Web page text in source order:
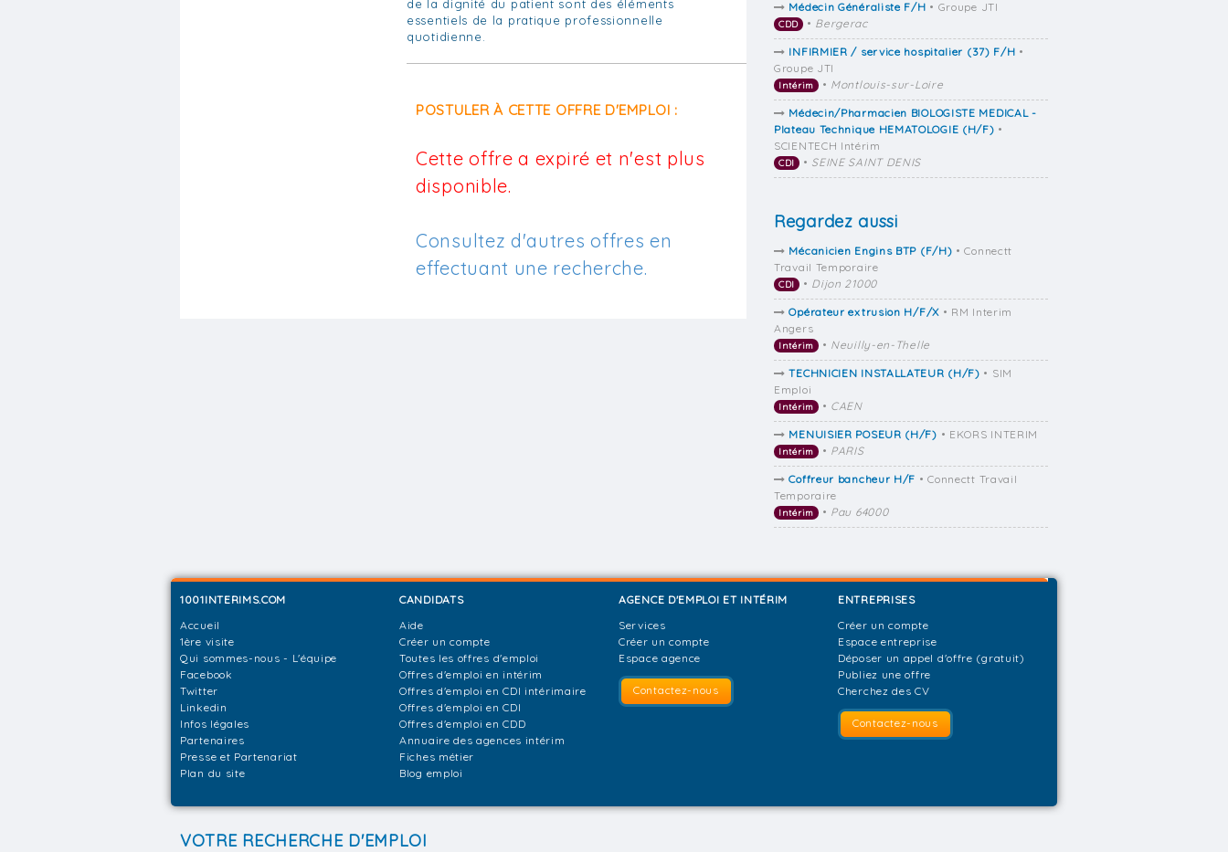
de la dignité du patient sont des éléments
essentiels de la pratique professionnelle
quotidienne.
POSTULER À CETTE OFFRE D'EMPLOI :
Cette offre a expiré et n'est plus
disponible.
Consultez d'autres offres en
effectuant une recherche.
Médecin Généraliste F/H • Groupe JTI
CDD • Bergerac
INFIRMIER / service hospitalier (37) F/H •
Groupe JTI
Intérim • Montlouis-sur-Loire
Médecin/Pharmacien BIOLOGISTE MEDICAL -
Plateau Technique HEMATOLOGIE (H/F) •
SCIENTECH Intérim
CDI • SEINE SAINT DENIS
Regardez aussi
Mécanicien Engins BTP (F/H) • Connectt
Travail Temporaire
CDI • Dijon 21000
Opérateur extrusion H/F/X• RM Interim
Angers
Intérim • Neuilly-en-Thelle
TECHNICIEN INSTALLATEUR (H/F) • SIM
Emploi
Intérim • CAEN
MENUISIER POSEUR (H/F) • EKORS INTERIM
Intérim • PARIS
Coffreur bancheur H/F • Connectt Travail
Temporaire
Intérim • Pau 64000
1001INTERIMS.COM
Accueil
1ère visite
Qui sommes-nous - L'équipe
Facebook
Twitter
Linkedin
Infos légales
Partenaires
Presse et Partenariat
Plan du site
CANDIDATS
Aide
Créer un compte
Toutes les offres d'emploi
Offres d'emploi en intérim
Offres d'emploi en CDI intérimaire
Offres d'emploi en CDI
Offres d'emploi en CDD
Annuaire des agences intérim
Fiches métier
Blog emploi
AGENCE D'EMPLOI ET INTÉRIM
Services
Créer un compte
Espace agence
Contactez-nous
ENTREPRISES
Créer un compte
Espace entreprise
Déposer un appel d'offre (gratuit)
Publiez une offre
Cherchez des CV
Contactez-nous
VOTRE RECHERCHE D'EMPLOI